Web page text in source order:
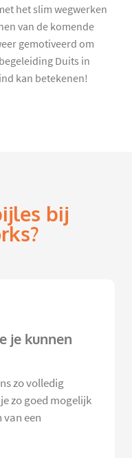
het slim wegwerken
van de komende
gemotiveerd om
Duits in
kan betekenen!
bij
je kunnen
zo volledig
zo goed mogelijk
een